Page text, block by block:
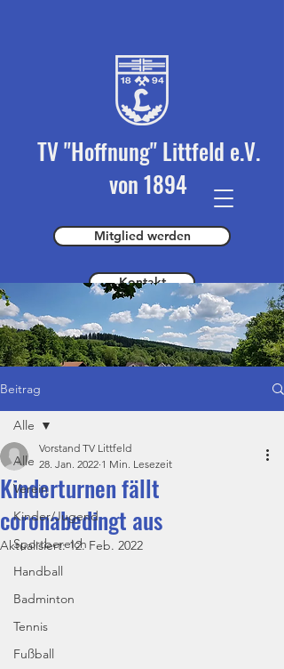
TV "Hoffnung" Littfeld e.V.
von 1894
Mitglied werden
Kontakt
Spender werden
Beitrag
Alle
Verein
Kinder/Jugend
Sportbereich
Handball
Badminton
Tennis
Fußball
Alle
Kinderturnen fällt
coronabedingt aus
Vorstand TV Littfeld
28. Jan. 2022 1 Min. Lesezeit
Aktualisiert:12. Feb. 2022